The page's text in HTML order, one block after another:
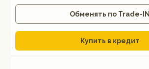
Обменять по Trade-IN
Купить в кредит